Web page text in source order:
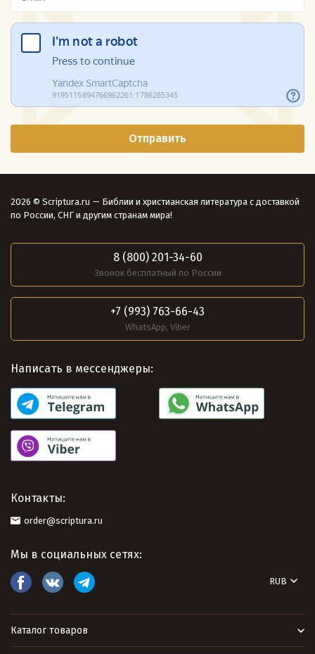
2026 © Scriptura.ru — Библии и христианская литература с доставкой
по России, СНГ и другим странам мира!
8 (800) 201-34-60
Звонок бесплатный по России
+7 (993) 763-66-43
WhatsApp, Viber
Написать в мессенджеры:
Контакты:
order@scriptura.ru
Мы в социальных сетях:
RUB
Каталог товаров